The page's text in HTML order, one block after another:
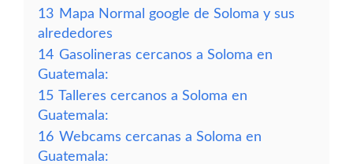
13 Mapa Normal google de Soloma y sus
alrededores
14 Gasolineras cercanos a Soloma en
Guatemala:
15 Talleres cercanos a Soloma en
Guatemala:
16 Webcams cercanas a Soloma en
Guatemala: